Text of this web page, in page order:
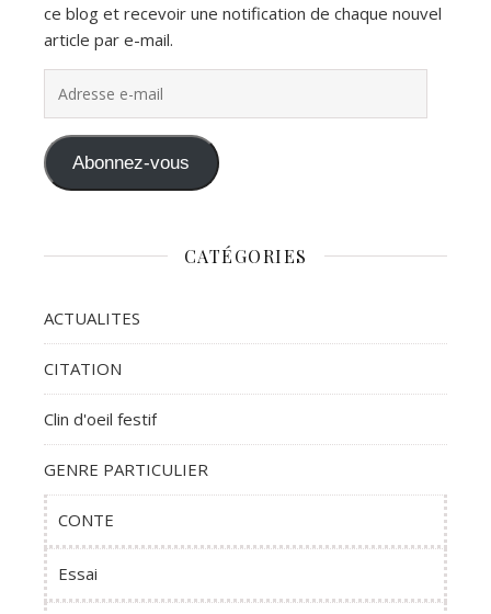
ce blog et recevoir une notification de chaque nouvel
article par e-mail.
Abonnez-vous
CATÉGORIES
ACTUALITES
CITATION
Clin d'oeil festif
GENRE PARTICULIER
CONTE
Essai